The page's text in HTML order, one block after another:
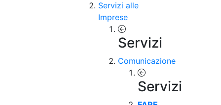
Servizi alle
Imprese
Servizi
Comunicazione
Servizi